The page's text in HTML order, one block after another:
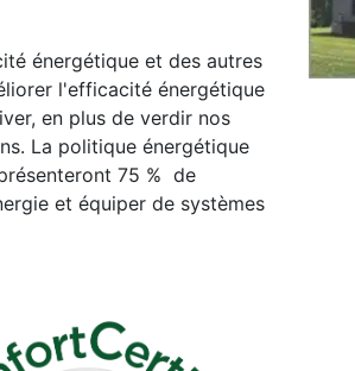
énergétique et des autres
l'efficacité énergétique
en plus de verdir nos
La politique énergétique
75 % de
et équiper de systèmes